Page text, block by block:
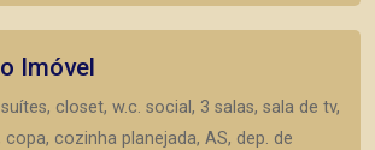
Imóvel
closet, w.c. social, 3 salas, sala de tv,
cozinha planejada, AS, dep. de